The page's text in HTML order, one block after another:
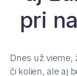
pri
Dnes už vieme,
či kolien, ale aj